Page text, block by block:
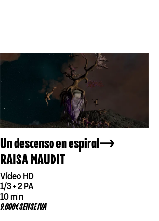
Un descenso en espiral
RAISA MAUDIT
Vídeo HD
1/3 + 2 PA
10 min
9.000€ SENSE IVA